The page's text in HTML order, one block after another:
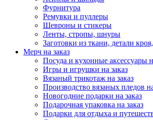
Фурнитура
Ремувки и пуллеры
Шевроны и стикеры
Ленты, стропы, шнуры
Заготовки из ткани, детали
Мерч на заказ
Посуда и кухонные аксессуары
Игры и игрушки на заказ
Вязаный трикотаж на заказ
Производство вязаных пледов
Новогодние подарки на заказ
Подарочная упаковка на заказ
Подарки для отдыха и